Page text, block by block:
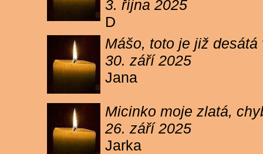
3. října 2025
D
Mášo, toto je již
30. září 2025
Jana
Micinko moje zlatá,
26. září 2025
Jarka